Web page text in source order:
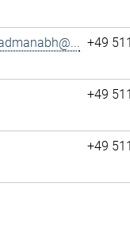
+49
+49
+49